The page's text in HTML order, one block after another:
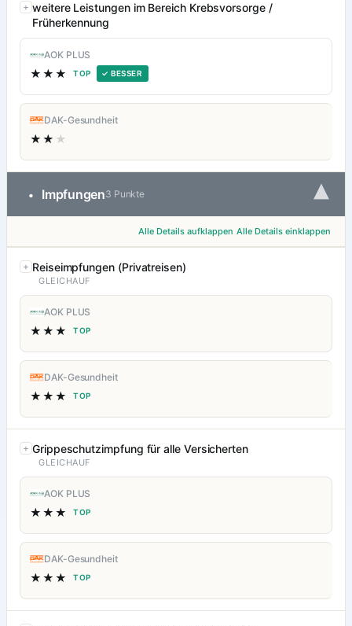
weitere Leistungen im Bereich Krebsvorsorge /
Früherkennung
AOK PLUS
★★★ TOP ✓ BESSER
DAK-Gesundheit
★★ ★
• Impfungen3 Punkte ▾
Alle Details aufklappen Alle Details einklappen
Reiseimpfungen (Privatreisen)
GLEICHAUF
AOK PLUS
★★★ TOP
DAK-Gesundheit
★★★ TOP
Grippeschutzimpfung für alle Versicherten
GLEICHAUF
AOK PLUS
★★★ TOP
DAK-Gesundheit
★★★ TOP